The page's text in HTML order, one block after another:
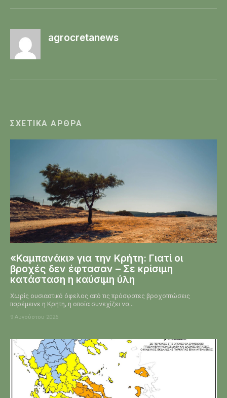
agrocretanews
ΣΧΕΤΙΚΆ ΆΡΘΡΑ
«Καμπανάκι» για την Κρήτη: Γιατί οι
βροχές δεν έφτασαν – Σε κρίσιμη
κατάσταση η καύσιμη ύλη
Χωρίς ουσιαστικό όφελος από τις πρόσφατες βροχοπτώσεις
παρέμεινε η Κρήτη, η οποία συνεχίζει να...
9 Αυγούστου 2026